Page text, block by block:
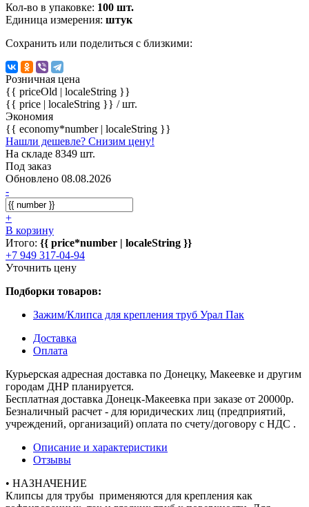
Кол-во в упаковке: 100 шт.
Единица измерения: штук
Сохранить или поделиться с близкими:
Розничная цена
{{ priceOld | localeString }}
{{ price | localeString }} / шт.
Экономия
{{ economy*number | localeString }}
Нашли дешевле? Снизим цену!
На складе 8349 шт.
Под заказ
Обновлено 08.08.2026
-
+
В корзину
Итого: {{ price*number | localeString }}
+7 949 317-04-94
Уточнить цену
Подборки товаров:
Зажим/Клипса для крепления труб Урал Пак
Доставка
Оплата
Курьерская адресная доставка по Донецку, Макеевке и другим
городам ДНР планируется.
Бесплатная доставка Донецк-Макеевка при заказе от 20000р.
Безналичный расчет - для юридических лиц (предприятий,
учреждений, организаций) оплата по счету/договору с НДС .
Описание и характеристики
Отзывы
• НАЗНАЧЕНИЕ
Клипсы для трубы применяются для крепления как